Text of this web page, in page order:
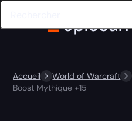
Accueil World of Warcraft
Boost Mythique +15